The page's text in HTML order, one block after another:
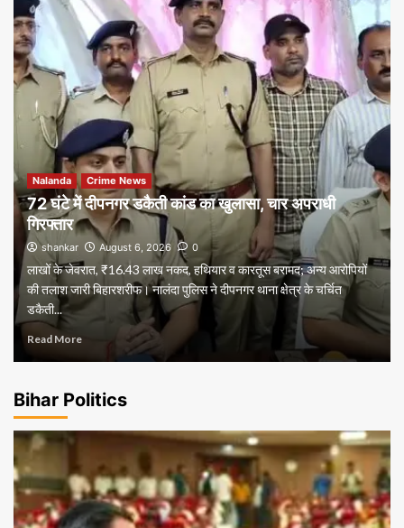
Nalanda Crime News
72 घंटे में दीपनगर डकैती कांड का खुलासा, चार अपराधी
गिरफ्तार
shankar August 6, 2026 0
लाखों के जेवरात, ₹16.43 लाख नकद, हथियार व कारतूस बरामद; अन्य आरोपियों
की तलाश जारी बिहारशरीफ। नालंदा पुलिस ने दीपनगर थाना क्षेत्र के चर्चित
डकैती...
Read More
Bihar Politics